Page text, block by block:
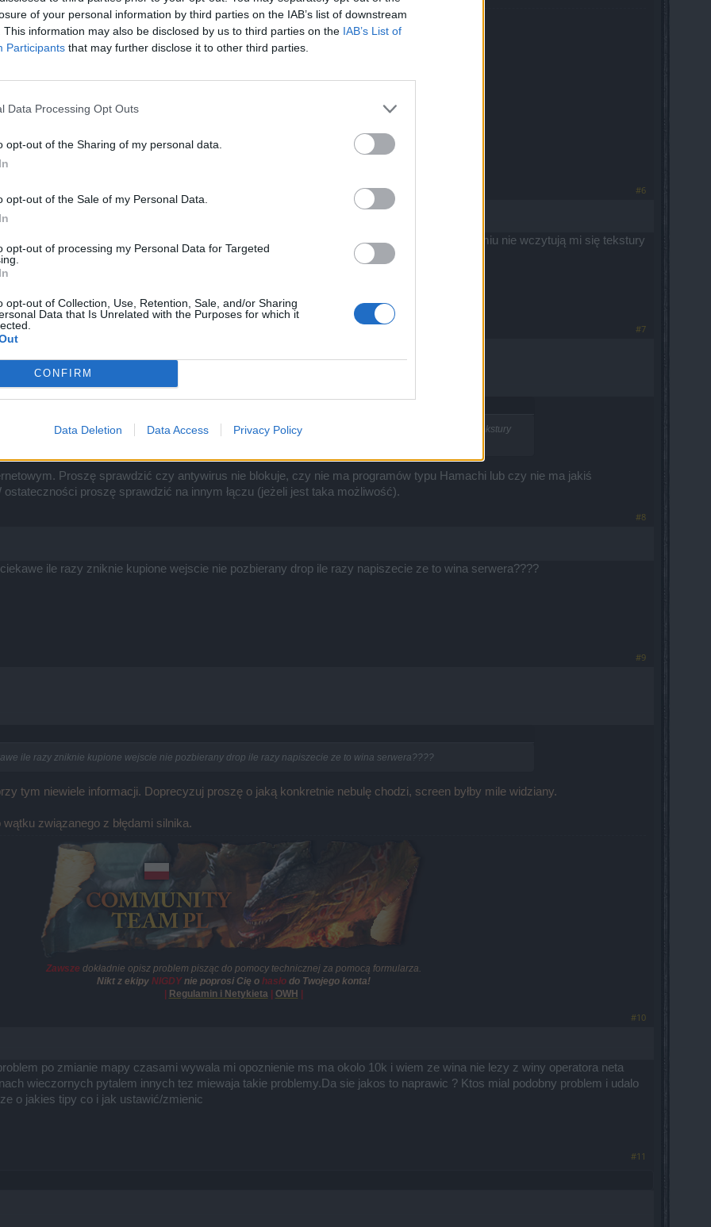
of your personal information by third parties on the IAB’s list of downstream
This information may also be disclosed by us to third parties on the IAB’s List of
Participants that may further disclose it to other third parties.
Data Processing Opt Outs
opt-out of the Sharing of my personal data.
opt-out of the Sale of my Personal Data.
opt-out of processing my Personal Data for Targeted
opt-out of Collection, Use, Retention, Sale, and/or Sharing
Data that Is Unrelated with the Purposes for which it
CONFIRM
Data Deletion Data Access Privacy Policy
Zawszedokładnie opisz problem pisząc do pomocy technicznej za pomocą formularza.
Nikt z ekipyNIGDY
do Twojego konta!
#6
i mam problem tego typu: gdy próbuje wejść na jakąś mape albo do miasta to po załadowamiu nie wczytują mi się tekstury
i zainstalować na nowo grę i czyściłem również foldery nic nie pomogło.
#7
problem tego typu: gdy próbuje wejść na jakąś mape albo do miasta to po załadowamiu nie wczytują mi się tekstury
Proszę sprawdzić czy antywirus nie blokuje, czy nie ma programów typu Hamachi lub czy nie ma jakiś
proszę sprawdzić na innym łączu (jeżeli jest taka możliwość).
#8
ile razy zniknie kupione wejscie nie pozbierany drop ile razy napiszecie ze to wina serwera????
#9
ile razy zniknie kupione wejscie nie pozbierany drop ile razy napiszecie ze to wina serwera????
tym niewiele informacji. Doprecyzuj proszę o jaką konkretnie nebulę chodzi, screen byłby mile widziany.
związanego z błędami silnika.
Zawsze dokładnie opisz problem pisząc do pomocy technicznej za pomocą formularza.
Nikt z ekipy NIGDYnie poprosi Cię ohasłodo Twojego konta!
Regulamin i Netykieta OWH
#10
po zmianie mapy czasami wywala mi opoznienie ms ma okolo 10k i wiem ze wina nie lezy z winy operatora neta
wieczornych pytalem innych tez miewaja takie problemy.Da sie jakos to naprawic ? Ktos mial podobny problem i udalo
o jakies tipy co i jak ustawić/zmienic
#11